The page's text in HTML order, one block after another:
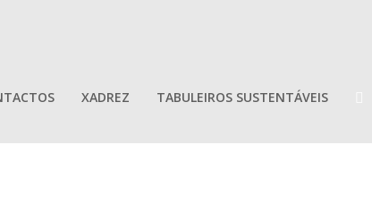
XADREZ TABULEIROS SUSTENTÁVEIS